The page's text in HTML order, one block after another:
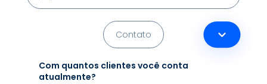
Com quantos clientes você conta
atualmente?